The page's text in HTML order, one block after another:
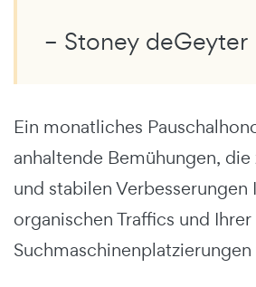
– Stoney deGeyter
Ein monatliches
anhaltende Bemühungen,
und stabilen Verbesserungen
organischen Traffics und Ihrer
Suchmaschinenplatzierungen